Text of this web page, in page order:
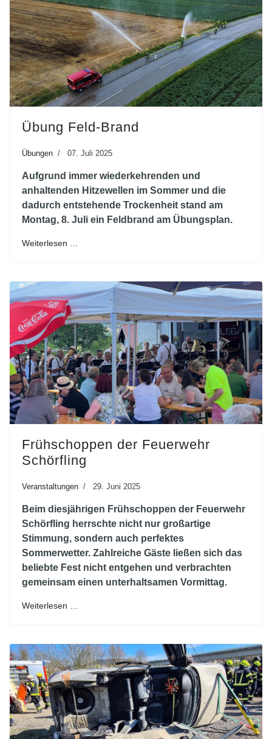
Übung Feld-Brand
Übungen 07. Juli 2025
Aufgrund immer wiederkehrenden und
anhaltenden Hitzewellen im Sommer und die
dadurch entstehende Trockenheit stand am
Montag, 8. Juli ein Feldbrand am Übungsplan.
Weiterlesen …
Frühschoppen der Feuerwehr
Schörfling
Veranstaltungen 29. Juni 2025
Beim diesjährigen Frühschoppen der Feuerwehr
Schörfling herrschte nicht nur großartige
Stimmung, sondern auch perfektes
Sommerwetter. Zahlreiche Gäste ließen sich das
beliebte Fest nicht entgehen und verbrachten
gemeinsam einen unterhaltsamen Vormittag.
Weiterlesen …